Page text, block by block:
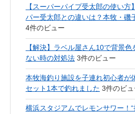
【スーパーパイプ受太郎の使い方
パー受太郎との違いは？本牧・磯
4件のビュー
【解決】ラベル屋さん10で背景
ない時の対処法 3件のビュー
本牧海釣り施設を子連れ初心者が
セット1本で釣れました 3件のビュ
横浜スタジアムでレモンサワー！